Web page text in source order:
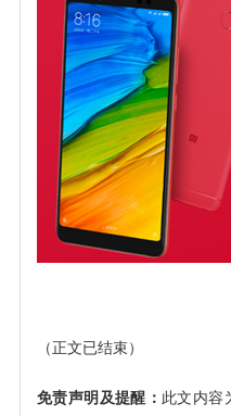
（正文已结束）
免责声明及提醒： 此文内容